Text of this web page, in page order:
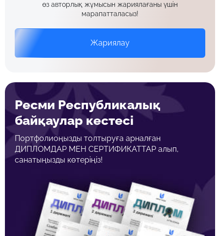
өз авторлық жұмысын жариялағаны үшін
марапатталасыз!
Жариялау
Ресми Республикалық
байқаулар кестесі
Портфолиоңызды толтыруға арналған
ДИПЛОМДАР МЕН СЕРТИФИКАТТАР алып,
санатыңызды көтеріңіз!